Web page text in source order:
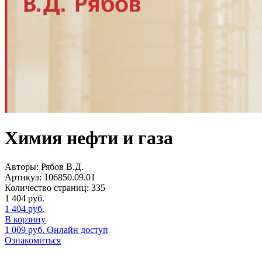
Химия нефти и газа
Авторы: Рябов В.Д.
Артикул: 106850.09.01
Количество страниц: 335
1 404 руб.
1 404 руб.
В корзину
1 009 руб. Онлайн доступ
Ознакомиться